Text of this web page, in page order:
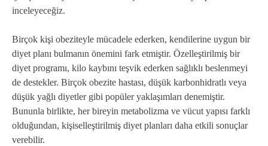
inceleyeceğiz.
Birçok kişi obeziteyle mücadele ederken, kendilerine uygun bir
diyet planı bulmanın önemini fark etmiştir. Özelleştirilmiş bir
diyet programı, kilo kaybını teşvik ederken sağlıklı beslenmeyi
de destekler. Birçok obezite hastası, düşük karbonhidratlı veya
düşük yağlı diyetler gibi popüler yaklaşımları denemiştir.
Bununla birlikte, her bireyin metabolizma ve vücut yapısı farklı
olduğundan, kişiselleştirilmiş diyet planları daha etkili sonuçlar
verebilir.